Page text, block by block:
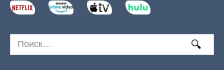
Search
for: